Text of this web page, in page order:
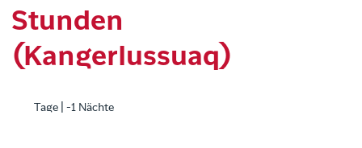
Stunden
(Kangerlussuaq)
Tage | -1 Nächte